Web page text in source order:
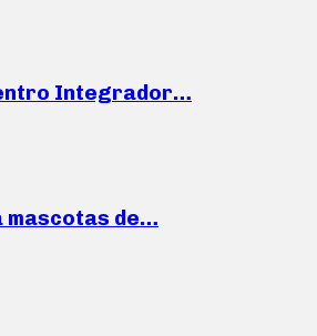
Integrador…
mascotas de…